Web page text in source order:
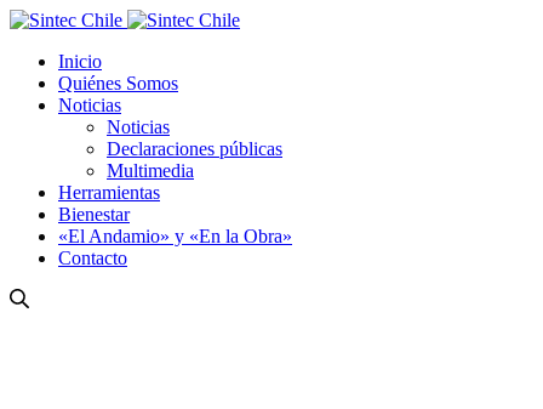
Inicio
Quiénes Somos
Noticias
Noticias
Declaraciones públicas
Multimedia
Herramientas
Bienestar
«El Andamio» y «En la Obra»
Contacto